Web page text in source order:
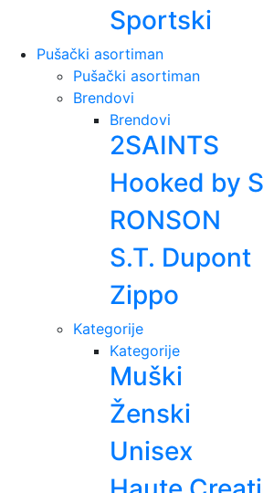
Sportski
Pušački asortiman
Pušački asortiman
Brendovi
Brendovi
2SAINTS
Hooked by
RONSON
S.T. Dupont
Zippo
Kategorije
Kategorije
Muški
Ženski
Unisex